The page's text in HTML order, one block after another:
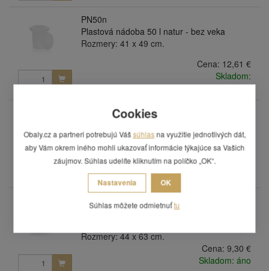
PN50n
Plastová nádoba 50 l natur - bez veka
Rozmery: 41 x 49 cm.
Cena: 12,61 €
Skladom:
posledných 3 ks
Rozmery: 41 x 49 cm.
Cena:
na objednávku
PN75c
Plastová nádoba 75 l čierny regranulát - bez
Rozmery: 44 x 63 cm.
Cena: 9,30 €
Skladom: áno
Cookies
Obaly.cz a partneri potrebujú Vášsúhlas na využitie jednotlivých dát,
aby Vám okrem iného mohli ukazovať informácie týkajúce sa Vašich
záujmov. Súhlas udelíte kliknutím na políčko „OK“.
Nastavenia OK
Súhlas môžete odmietnuťtu